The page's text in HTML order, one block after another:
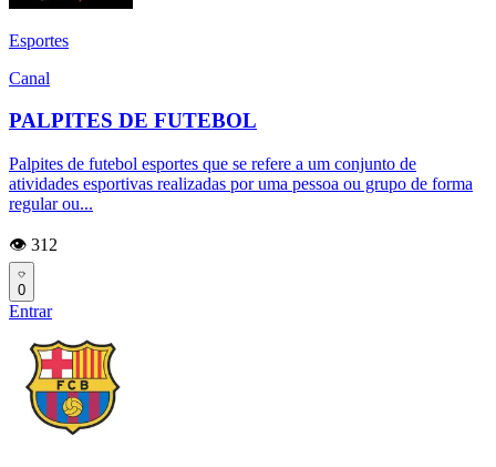
Esportes
Canal
PALPITES DE FUTEBOL
Palpites de futebol esportes que se refere a um conjunto de
atividades esportivas realizadas por uma pessoa ou grupo de forma
regular ou...
👁️ 312
0
Entrar